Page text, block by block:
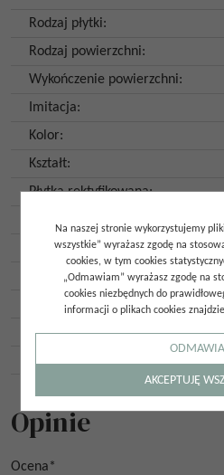
Rodzaj płytki:
Rodzaj powierzchni:
Wykończenie powierzchni:
Imitacja:
Kolor:
Kształt:
Płytka rektyfikowana:
Ilość twarzy:
Ilość szt. w opakowaniu:
Ilość m2 w opakowaniu
Gatunek:
Opinie
Ocena*
Na naszej stronie wykorzystujemy
wszystkie” wyrażasz zgodę na
cookies, w tym cookies
„Odmawiam” wyrażasz zgodę na
cookies niezbędnych do
informacji o plikach cookies
AKCEPTUJĘ